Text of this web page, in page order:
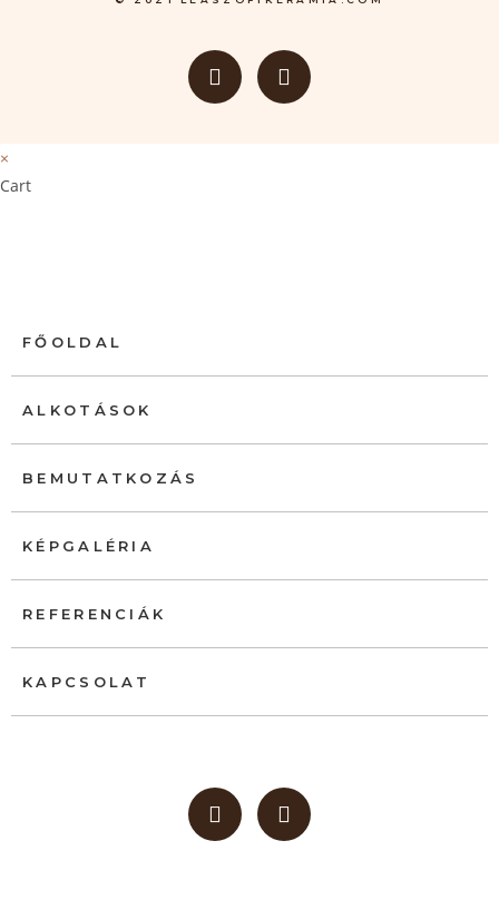
×
Cart
FŐOLDAL
ALKOTÁSOK
BEMUTATKOZÁS
KÉPGALÉRIA
REFERENCIÁK
KAPCSOLAT